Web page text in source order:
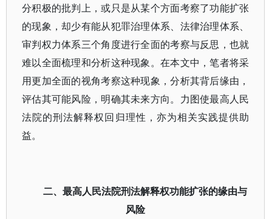
分积极的批判上，或只是从某个方面考察了功能扩张
的现象，却少有能从犯罪治理体系、法律治理体系、
审判权力体系三个角度进行全面的考察与反思，也就
难以全面梳理和分析这种现象。在本文中，笔者将采
用更加全面的视角考察这种现象，分析其背后缘由，
评估其可能风险，明确其未来方向。力图使最高人民
法院的刑法解释权回归理性，亦为相关实践提供助
益。
二、最高人民法院刑法解释权功能扩张的缘由与
风险